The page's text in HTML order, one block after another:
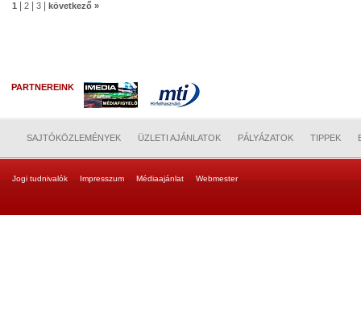
1 2 3 következő »
PARTNEREINK
SAJTÓKÖZLEMÉNYEK ÜZLETI AJÁNLATOK PÁLYÁZATOK TIPPEK
Jogi tudnivalók Impresszum Médiaajánlat Webmester